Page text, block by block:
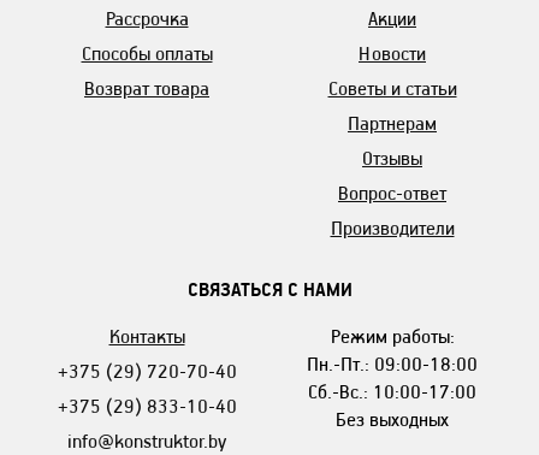
Рассрочка
Способы оплаты
Возврат товара
Акции
Новости
Советы и статьи
Партнерам
Отзывы
Вопрос-ответ
Производители
СВЯЗАТЬСЯ С НАМИ
Контакты
+375 (29) 720-70-40
+375 (29) 833-10-40
info@konstruktor.by
Режим работы:
Пн.-Пт.: 09:00-18:00
Сб.-Вс.: 10:00-17:00
Без выходных